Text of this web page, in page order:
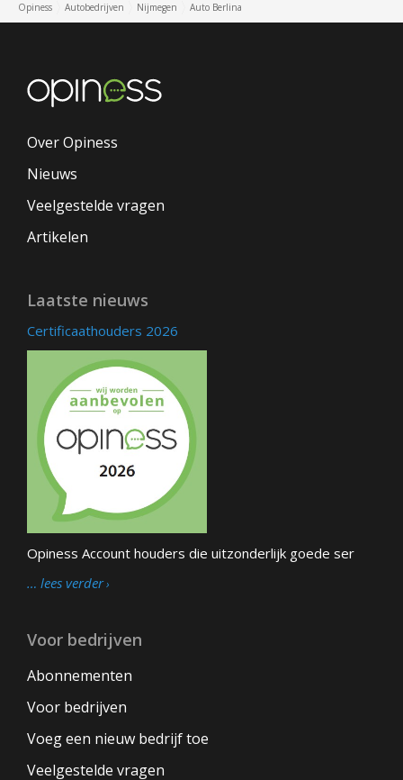
Opiness Autobedrijven Nijmegen Auto Berlina
Over Opiness
Nieuws
Veelgestelde vragen
Artikelen
Laatste nieuws
Certificaathouders 2026
Opiness Account houders die uitzonderlijk goede ser
… lees verder
Voor bedrijven
Abonnementen
Voor bedrijven
Voeg een nieuw bedrijf toe
Veelgestelde vragen